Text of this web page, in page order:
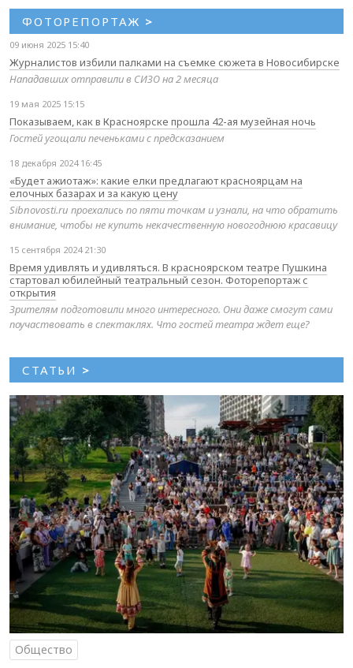
ФОТОРЕПОРТАЖ >
09 июня 2025 15:40
Журналистов избили палками на съемке сюжета в Новосибирске
Нападавших отправили в СИЗО на 2 месяца
19 мая 2025 15:15
Показываем, как в Красноярске прошла 42-ая музейная ночь
Гостей угощали печеньками с предсказанием
18 декабря 2024 16:45
«Будет ажиотаж»: какие елки предлагают красноярцам на
елочных базарах и за какую цену
Sibnovosti.ru проехались по пяти точкам и узнали, на что обратить
внимание, чтобы не купить некачественную новогоднюю красавицу
15 сентября 2024 21:30
Время удивлять и удивляться. В красноярском театре Пушкина
стартовал юбилейный театральный сезон. Фоторепортаж с
открытия
Зрителям подготовили много интересного. Они даже смогут сами
поучаствовать в спектаклях. Что гостей театра ждет еще?
СТАТЬИ >
Общество